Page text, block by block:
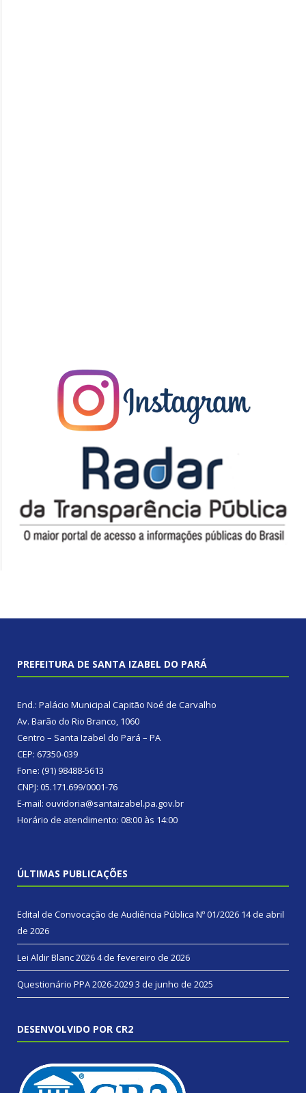
PREFEITURA DE SANTA IZABEL DO PARÁ
End.: Palácio Municipal Capitão Noé de Carvalho
Av. Barão do Rio Branco, 1060
Centro – Santa Izabel do Pará – PA
CEP: 67350-039
Fone: (91) 98488-5613
CNPJ: 05.171.699/0001-76
E-mail: ouvidoria@santaizabel.pa.gov.br
Horário de atendimento: 08:00 às 14:00
ÚLTIMAS PUBLICAÇÕES
Edital de Convocação de Audiência Pública Nº 01/2026 14 de abril
de 2026
Lei Aldir Blanc 20264 de fevereiro de 2026
Questionário PPA 2026-20293 de junho de 2025
DESENVOLVIDO POR CR2